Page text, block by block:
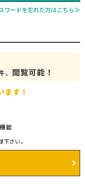
ワードを忘れた方はこちら≫
、 閲覧可能！
す！
能
さい。